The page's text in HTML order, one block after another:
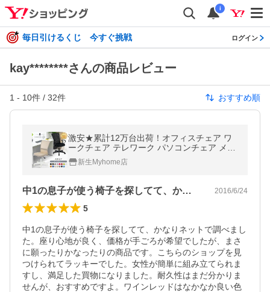
i
毎日引けるくじ 今すぐ挑戦 ログイン
kay********さんの商品レビュー
1 - 10件 / 32件 おすすめ順
激安★累計12万台出荷！オフィスチェア ワ
ークチェア テレワーク パソコンチェア メッ
シュ 事務椅子 学習椅子 シンプル 在宅勤務
いす新生Myhome店
中1の息子が使う椅子を探してて、かなり… 2016/6/24
5
中1の息子が使う椅子を探してて、かなりネットで調べまし
た。座り心地が良く、価格が手ごろが希望でしたが、まさ
に願ったりかなったりの商品です。こちらのショップを見
つけられてラッキーでした。女性が簡単に組み立てられま
すし、満足した買物になりました。耐久性はまだ分かりま
せんが、おすすめですよ。ワインレッドはなかなか良い色